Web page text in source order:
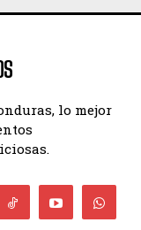
lo mejor